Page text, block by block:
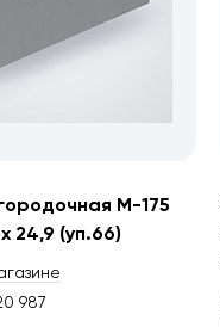
М-175
24,9 (уп.66)
987